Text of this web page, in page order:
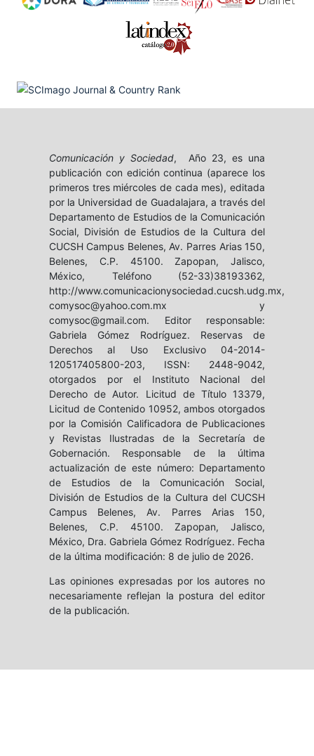
Comunicación y Sociedad, Año 23, es una
publicación con edición continua (aparece los
primeros tres miércoles de cada mes), editada
por la Universidad de Guadalajara, a través del
Departamento de Estudios de la Comunicación
Social, División de Estudios de la Cultura del
CUCSH Campus Belenes, Av. Parres Arias 150,
Belenes, C.P. 45100. Zapopan, Jalisco,
México, Teléfono (52-33)38193362,
http://www.comunicacionysociedad.cucsh.udg.mx,
comysoc@yahoo.com.mx y
comysoc@gmail.com. Editor responsable:
Gabriela Gómez Rodríguez. Reservas de
Derechos al Uso Exclusivo 04-2014-
120517405800-203, ISSN: 2448-9042,
otorgados por el Instituto Nacional del
Derecho de Autor. Licitud de Título 13379,
Licitud de Contenido 10952, ambos otorgados
por la Comisión Calificadora de Publicaciones
y Revistas Ilustradas de la Secretaría de
Gobernación. Responsable de la última
actualización de este número: Departamento
de Estudios de la Comunicación Social,
División de Estudios de la Cultura del CUCSH
Campus Belenes, Av. Parres Arias 150,
Belenes, C.P. 45100. Zapopan, Jalisco,
México, Dra. Gabriela Gómez Rodríguez. Fecha
de la última modificación: 8 de julio de 2026.
Las opiniones expresadas por los autores no
necesariamente reflejan la postura del editor
de la publicación.